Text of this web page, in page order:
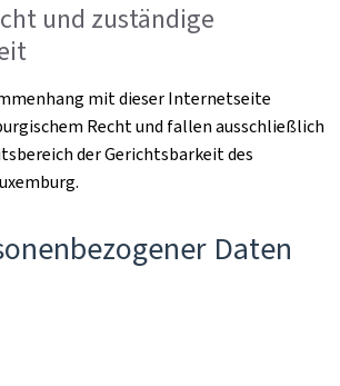
und zuständige
mit dieser Internetseite
Recht und fallen ausschließlich
der Gerichtsbarkeit des
Daten